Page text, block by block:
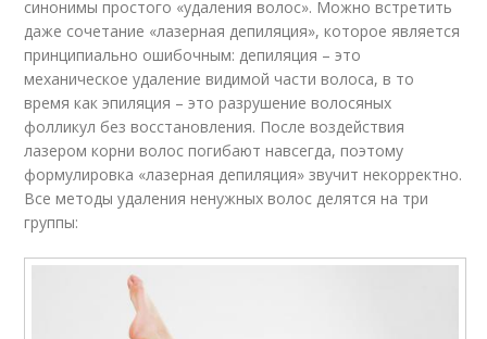
синонимы простого «удаления волос». Можно встретить
даже сочетание «лазерная депиляция», которое является
принципиально ошибочным: депиляция – это
механическое удаление видимой части волоса, в то
время как эпиляция – это разрушение волосяных
фолликул без восстановления. После воздействия
лазером корни волос погибают навсегда, поэтому
формулировка «лазерная депиляция» звучит некорректно.
Все методы удаления ненужных волос делятся на три
группы: